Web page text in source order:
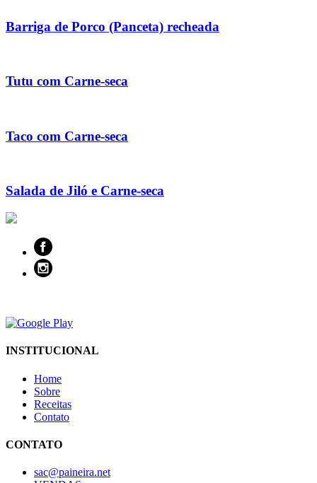
Barriga de Porco (Panceta) recheada
Tutu com Carne-seca
Taco com Carne-seca
Salada de Jiló e Carne-seca
INSTITUCIONAL
Home
Sobre
Receitas
Contato
CONTATO
sac@paineira.net